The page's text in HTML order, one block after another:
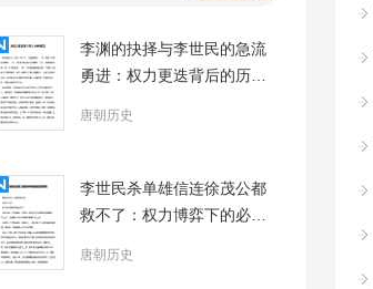
李渊的抉择与李世民的急流
勇进：权力更迭背后的历史
唐朝历史
李世民杀单雄信连徐茂公都
救不了：权力博弈下的必然
唐朝历史